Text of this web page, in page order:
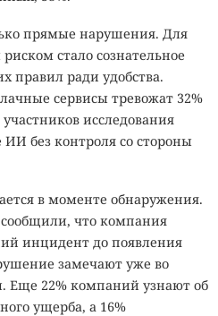
прямые нарушения. Для
стало сознательное
правил ради удобства.
сервисы тревожат 32%
исследования
ИИ без контроля со стороны
в моменте обнаружения.
сообщили, что компания
инцидент до появления
замечают уже во
Еще 22% компаний узнают об
ущерба, а 16%